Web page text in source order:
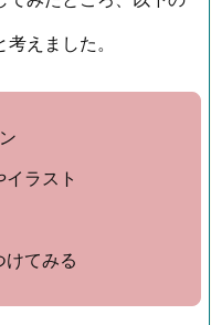
えました。
ラスト
てみる